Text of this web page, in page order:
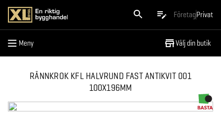
FöretagPrivat
Meny Välj din butik
Meny
RÄNNKROK KFL HALVRUND FAST ANTIKVIT 001
100X196MM